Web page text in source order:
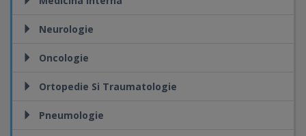
Neurologie
Oncologie
Ortopedie Si Traumatologie
Pneumologie